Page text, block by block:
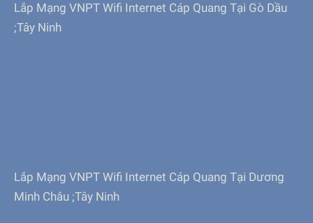
Lắp Mạng VNPT Wifi Internet Cáp Quang Tại Gò Dầu
;Tây Ninh
Lắp Mạng VNPT Wifi Internet Cáp Quang Tại Dương
Minh Châu ;Tây Ninh